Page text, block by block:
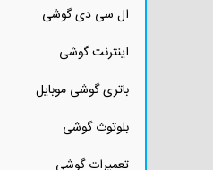
ال سی دی گوشی
اینترنت گوشی
باتری گوشی موبایل
بلوتوث گوشی
تعمیرات گوشی